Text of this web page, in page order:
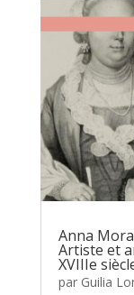
Anna
Artiste et
XVIIIe
par Guilia